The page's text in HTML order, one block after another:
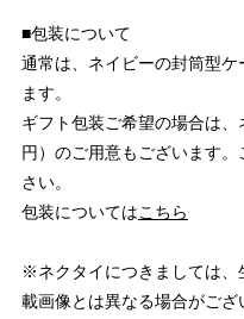
■包装について
通常は、ネイビーの封筒型
ます。
ギフト包装ご希望の場合は
円）のご用意もございます
さい。
包装についてはこちら
※ネクタイにつきましては、
載画像とは異なる場合がご